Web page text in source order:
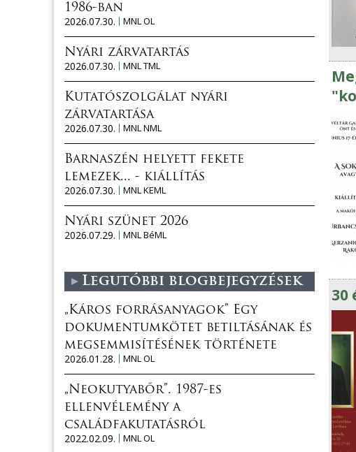
30
1986-ban
2026.07.30.
MNL OL
Nyári zárvatartás
2026.07.30.
MNL TML
Kutatószolgálat nyári
zárvatartása
2026.07.30.
MNL NML
Barnaszén helyett fekete
lemezek... - kiállítás
2026.07.30.
MNL KEML
Nyári szünet 2026
2026.07.29.
MNL BéML
Legutóbbi blogbejegyzések
„Káros forrásanyagok” Egy
dokumentumkötet betiltásának és
megsemmisítésének története
2026.01.28.
MNL OL
„Neokutyabőr”. 1987-es
ellenvélemény a
családfakutatásról
2022.02.09.
MNL OL